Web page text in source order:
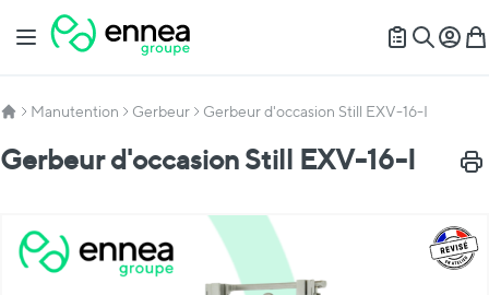
Allez au contenu
Basculer la navigation
Mon
Manutention Gerbeur Gerbeur d'occasion Still EXV-16-I
Gerbeur d'occasion Still EXV-16-I